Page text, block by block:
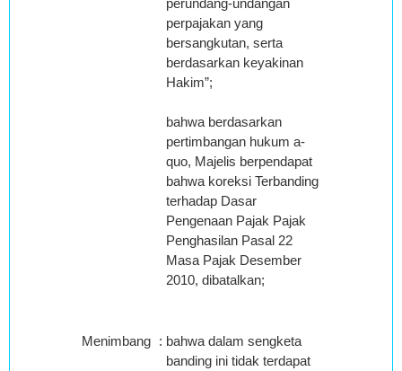
perpajakan yang
bersangkutan, serta
berdasarkan keyakinan
Hakim”;
bahwa berdasarkan
pertimbangan hukum a-
quo, Majelis berpendapat
bahwa koreksi Terbanding
terhadap Dasar
Pengenaan Pajak Pajak
Penghasilan Pasal 22
Masa Pajak Desember
2010, dibatalkan;
Menimbang : bahwa dalam sengketa
banding ini tidak terdapat